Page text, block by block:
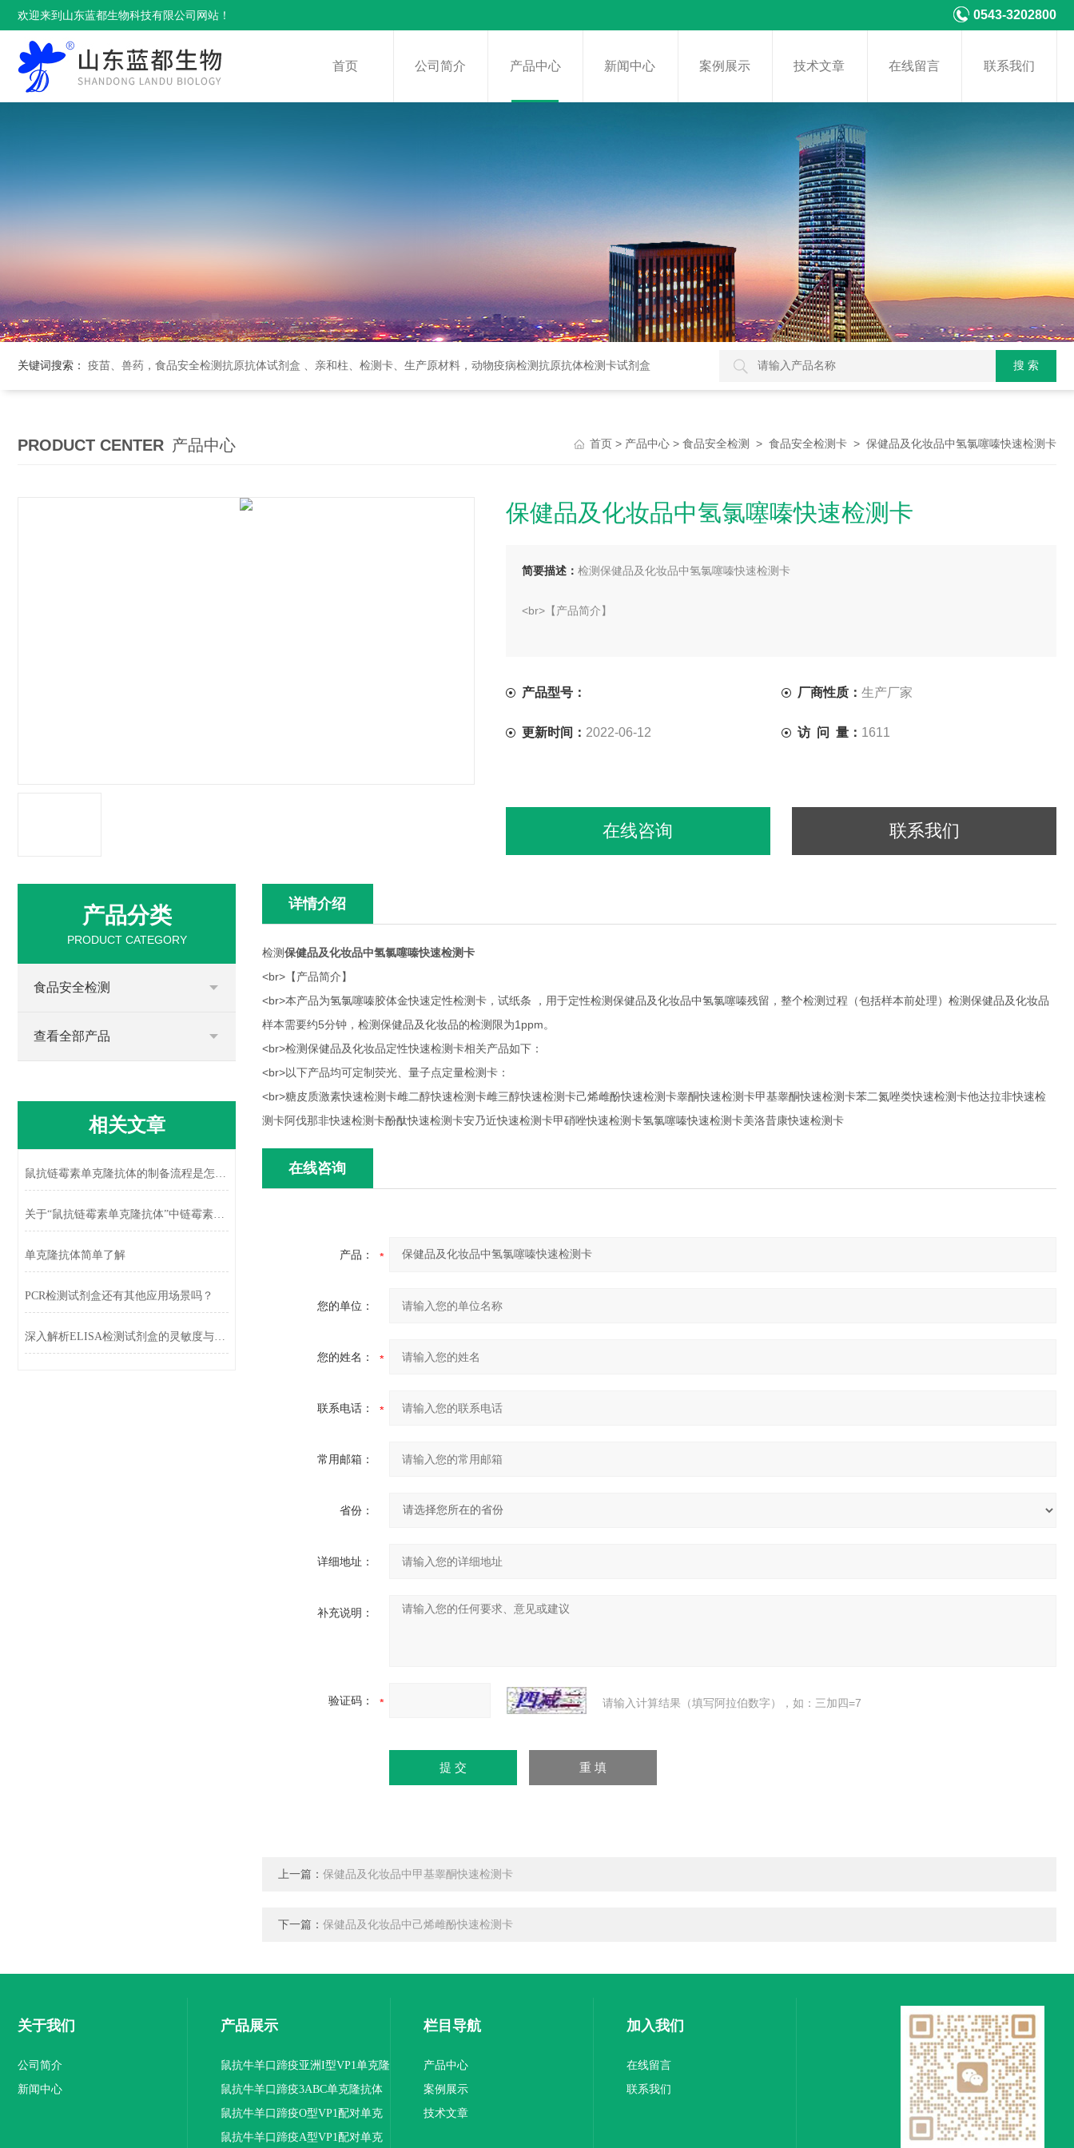
欢迎来到山东蓝都生物科技有限公司网站！ 0543-3202800
首页 公司简介 产品中心 新闻中心 案例展示 技术文章 在线留言 联系我们
关键词搜索： 疫苗、兽药，食品安全检测抗原抗体试剂盒 、亲和柱、检测卡、生产原材料，动物疫病检测抗原抗体检测卡试剂盒
PRODUCT CENTER 产品中心 首页 > 产品中心 > 食品安全检测 > 食品安全检测卡 > 保健品及化妆品中氢氯噻嗪快速检测卡
保健品及化妆品中氢氯噻嗪快速检测卡
简要描述： 检测保健品及化妆品中氢氯噻嗪快速检测卡
<br>【产品简介】
为1ppm。
产品型号： 厂商性质： 生产厂家
更新时间： 2022-06-12 访 问 量： 1611
在线咨询 联系我们
详情介绍
检测保健品及化妆品中氢氯噻嗪快速检测卡
<br>【产品简介】
<br>本产品为氢氯噻嗪胶体金快速定性检测卡，试纸条 ，用于定性检测保健品及化妆品中氢氯噻嗪残留，整个检测过程（包括样本前处理）检测保健品及化妆品
样本需要约5分钟，检测保健品及化妆品的检测限为1ppm。
<br>检测保健品及化妆品定性快速检测卡相关产品如下：
<br>以下产品均可定制荧光、量子点定量检测卡：
<br>糖皮质激素快速检测卡雌二醇快速检测卡雌三醇快速检测卡己烯雌酚快速检测卡睾酮快速检测卡甲基睾酮快速检测卡苯二氮唑类快速检测卡他达拉非快速检
测卡阿伐那非快速检测卡酚酞快速检测卡安乃近快速检测卡甲硝唑快速检测卡氢氯噻嗪快速检测卡美洛昔康快速检测卡
在线咨询
产品：
您的单位：
您的姓名：
联系电话：
常用邮箱：
省份：
详细地址：
补充说明：
验证码： 请输入计算结果（填写阿拉伯数字），如：三加四=7
上一篇： 保健品及化妆品中甲基睾酮快速检测卡
下一篇： 保健品及化妆品中己烯雌酚快速检测卡
产品分类
PRODUCT CATEGORY
食品安全检测
查看全部产品
相关文章
鼠抗链霉素单克隆抗体的制备流程是怎样的？
关于“鼠抗链霉素单克隆抗体”中链霉素的检测，你知道几种方法
单克隆抗体简单了解
PCR检测试剂盒还有其他应用场景吗？
深入解析ELISA检测试剂盒的灵敏度与特异性
关于我们
公司简介
新闻中心
产品展示
鼠抗牛羊口蹄疫亚洲I型VP1单克隆
抗体
鼠抗牛羊口蹄疫3ABC单克隆抗体
鼠抗牛羊口蹄疫O型VP1配对单克
隆抗体
鼠抗牛羊口蹄疫A型VP1配对单克
栏目导航
产品中心
案例展示
技术文章
加入我们
在线留言
联系我们